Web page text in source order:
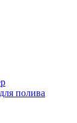
полива